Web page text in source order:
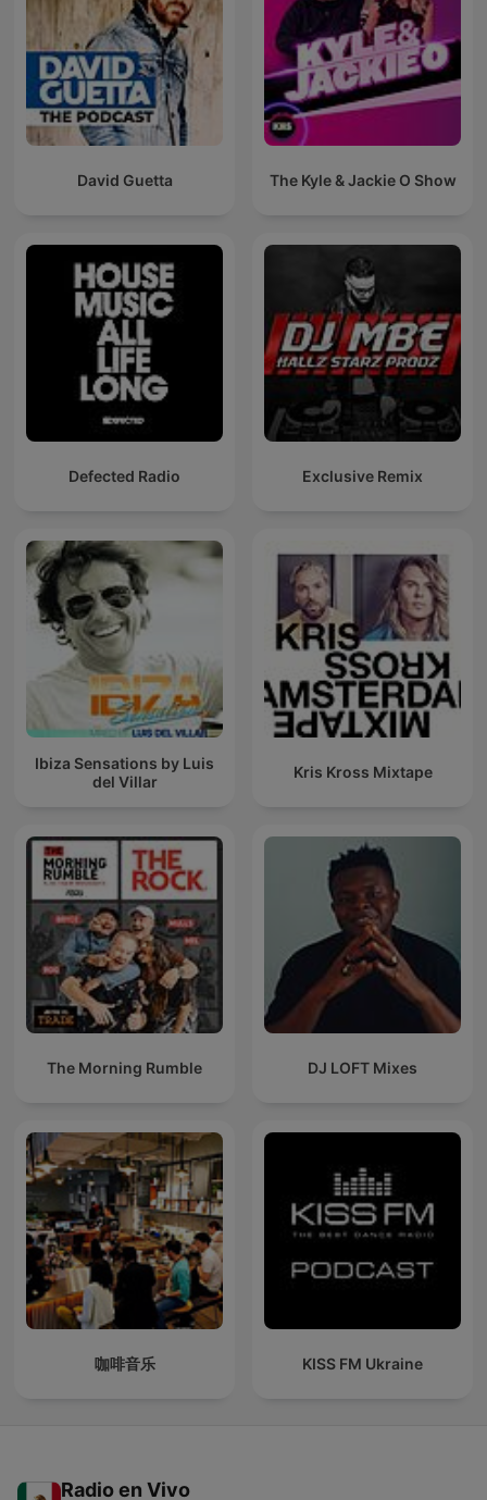
David Guetta The Kyle & Jackie O Show
Defected Radio Exclusive Remix
Ibiza Sensations by Luis
del Villar
Kris Kross Mixtape
The Morning Rumble DJ LOFT Mixes
咖啡音乐 KISS FM Ukraine
Radio en Vivo